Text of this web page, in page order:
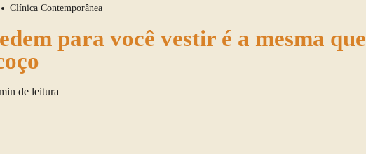
Clínica Contemporânea
para você vestir é a mesma que
de leitura